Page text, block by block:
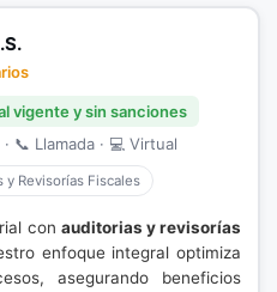
vigente y sin sanciones
📞 Llamada · 💻 Virtual
Revisorías Fiscales
con auditorias y revisorías
enfoque integral optimiza
asegurando beneficios